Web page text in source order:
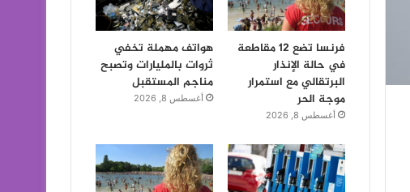
فرنسا تضع 12 مقاطعة
في حالة الإنذار
البرتقالي مع استمرار
موجة الحر
أغسطس 8, 2026
هواتف مهملة تخفي
ثروات بالمليارات وتصبح
مناجم المستقبل
أغسطس 8, 2026